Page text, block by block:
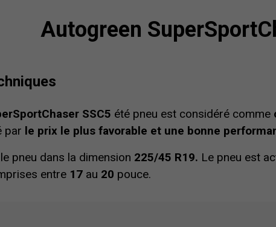
Autogreen
SSC5 été pneu est considéré comme
par le prix le plus favorable et une bonne
pneu dans la dimension 225/45 R19. Le pneu est
entre 17 au 20 pouce.